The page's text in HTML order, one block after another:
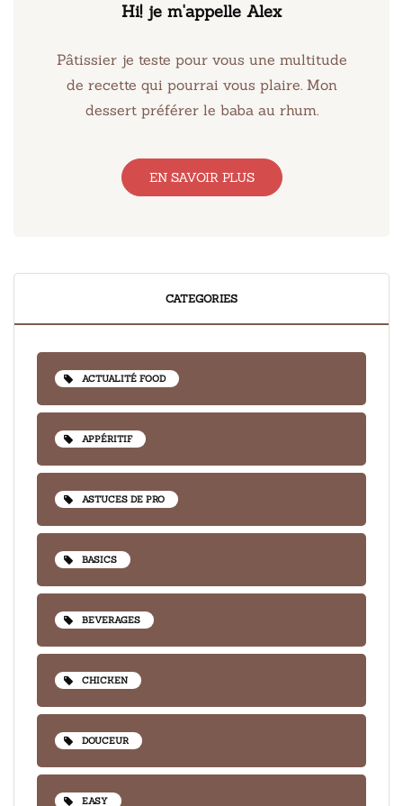
Hi! je m'appelle Alex
Pâtissier je teste pour vous une multitude
de recette qui pourrai vous plaire. Mon
dessert préférer le baba au rhum.
EN SAVOIR PLUS
CATEGORIES
ACTUALITÉ FOOD
APPÉRITIF
ASTUCES DE PRO
BASICS
BEVERAGES
CHICKEN
DOUCEUR
EASY